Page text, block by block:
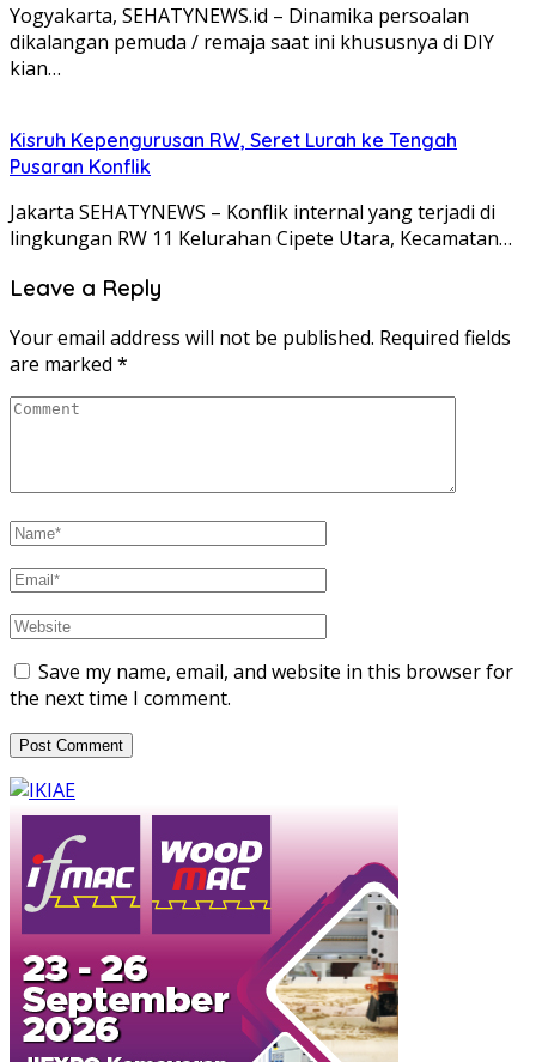
Yogyakarta, SEHATYNEWS.id – Dinamika persoalan
dikalangan pemuda / remaja saat ini khususnya di DIY
kian…
Kisruh Kepengurusan RW, Seret Lurah ke Tengah
Pusaran Konflik
Jakarta SEHATYNEWS – Konflik internal yang terjadi di
lingkungan RW 11 Kelurahan Cipete Utara, Kecamatan…
Leave a Reply
Your email address will not be published. Required fields
are marked *
Save my name, email, and website in this browser for
the next time I comment.